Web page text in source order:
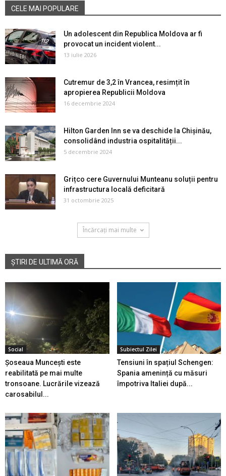
CELE MAI POPULARE
Un adolescent din Republica Moldova ar fi
provocat un incident violent...
13 iulie 2026
Cutremur de 3,2 în Vrancea, resimțit în
apropierea Republicii Moldova
16 decembrie 2024
Hilton Garden Inn se va deschide la Chișinău,
consolidând industria ospitalității...
5 decembrie 2024
Grițco cere Guvernului Munteanu soluții pentru
infrastructura locală deficitară
31 octombrie 2025
Încărcați mai multe
ȘTIRI DE ULTIMĂ ORĂ
Social
Șoseaua Muncești este
reabilitată pe mai multe
tronsoane. Lucrările vizează
carosabilul...
Subiectul Zilei
Tensiuni în spațiul Schengen:
Spania amenință cu măsuri
împotriva Italiei după...